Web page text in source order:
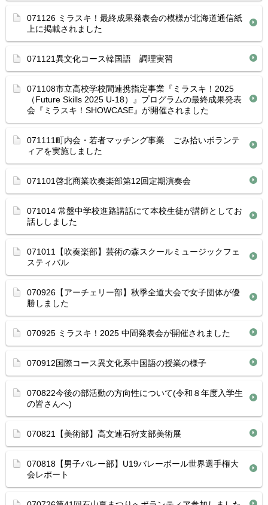
071126 ミラスキ！最終成果発表会の模様が北海道通信紙
上に掲載されました
071121異文化コース韓国語 調理実習
071108市立高校学校間連携指定事業『ミラスキ！2025
（Future Skills 2025 U-18）』プログラムの最終成果発表
会『ミラスキ！SHOWCASE』が開催されました
071111町内会・若者マッチング事業 ごみ拾いボランテ
ィアを実施しました
071101啓北商業吹奏楽部第12回定期演奏会
071014 常盤中学校進路講話にて本校生徒が講師としてお
話ししました
071011【吹奏楽部】芸術の森スクールミュージックフェ
スティバル
070926【アーチェリー部】秋季全道大会で女子団体が優
勝しました
070925 ミラスキ！2025 中間発表会が開催されました
070912国際コース異文化系中国語の授業の様子
070822今後の部活動の方向性について(令和８年度入学生
の皆さんへ)
070821【美術部】高文連石狩支部美術展
070818【男子バレー部】U19バレーボール世界選手権大
会レポート